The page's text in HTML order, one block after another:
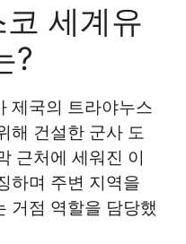
세계유
?
제국의 트라야누스
해 건설한 군사 도
근처에 세워진 이
하며 주변 지역을
거점 역할을 담당했